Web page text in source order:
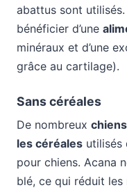
abattus sont
bénéficier d’une
minéraux et d’une
grâce au cartilage).
Sans céréales
De nombreux
les céréales utilisés
pour chiens. Acana
blé, ce qui réduit